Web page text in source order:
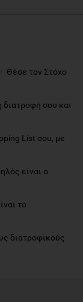
Θέσε τον Στόχο
σου και
List σου, με
είναι ο
το
διατροφικούς